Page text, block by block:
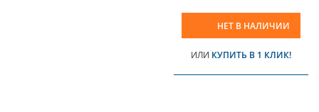
НЕТ В НАЛИЧИИ
ИЛИ КУПИТЬ В 1 КЛИК!